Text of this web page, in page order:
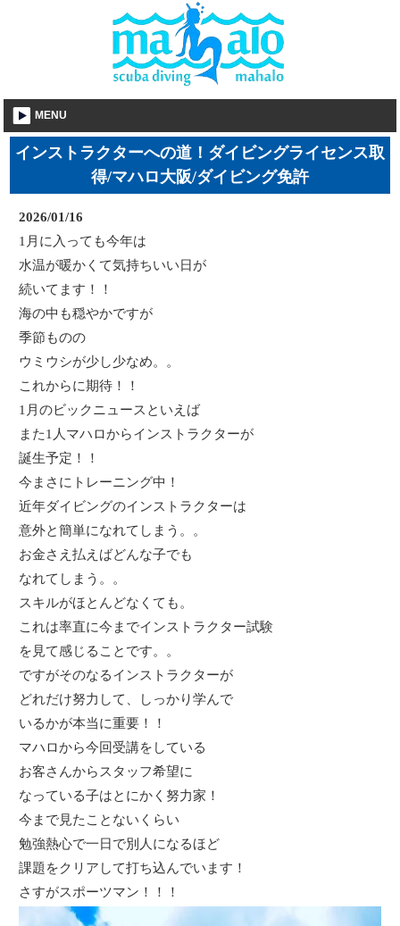
MENU
インストラクターへの道！ダイビングライセンス取
得/マハロ大阪/ダイビング免許
2026/01/16
1月に入っても今年は
水温が暖かくて気持ちいい日が
続いてます！！
海の中も穏やかですが
季節ものの
ウミウシが少し少なめ。。
これからに期待！！
1月のビックニュースといえば
また1人マハロからインストラクターが
誕生予定！！
今まさにトレーニング中！
近年ダイビングのインストラクターは
意外と簡単になれてしまう。。
お金さえ払えばどんな子でも
なれてしまう。。
スキルがほとんどなくても。
これは率直に今までインストラクター試験
を見て感じることです。。
ですがそのなるインストラクターが
どれだけ努力して、しっかり学んで
いるかが本当に重要！！
マハロから今回受講をしている
お客さんからスタッフ希望に
なっている子はとにかく努力家！
今まで見たことないくらい
勉強熱心で一日で別人になるほど
課題をクリアして打ち込んでいます！
さすがスポーツマン！！！